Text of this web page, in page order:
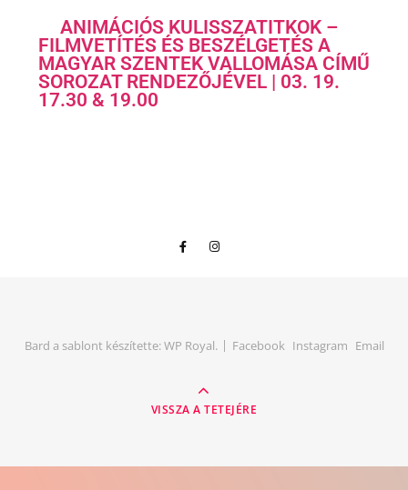
ANIMÁCIÓS KULISSZATITKOK –
FILMVETÍTÉS ÉS BESZÉLGETÉS A
MAGYAR SZENTEK VALLOMÁSA CÍMŰ
SOROZAT RENDEZŐJÉVEL | 03. 19.
17.30 & 19.00
Bard a sablont készítette:WP Royal. Facebook Instagram Email
VISSZA A TETEJÉRE